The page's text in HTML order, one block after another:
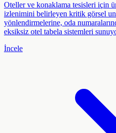
Oteller ve konaklama tesisleri için
izlenimini belirleyen kritik görsel
yönlendirmelerine, oda
eksiksiz otel tabela sistemleri
İncele